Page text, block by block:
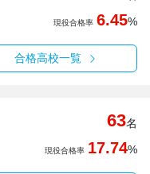
現役合格率 6.45%
合格高校一覧
63名
現役合格率 17.74%